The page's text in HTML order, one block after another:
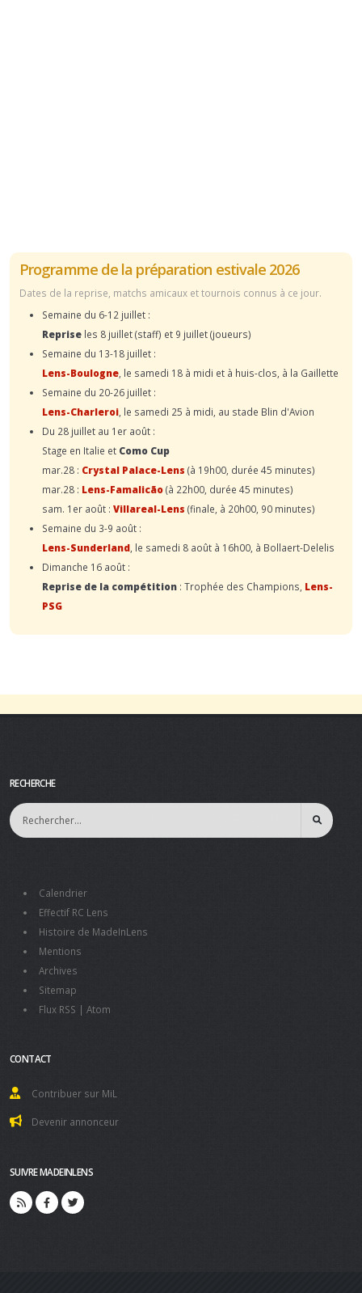
Programme de la préparation estivale 2026
Dates de la reprise, matchs amicaux et tournois connus à ce jour.
Semaine du 6-12 juillet :
Reprise les 8 juillet (staff) et 9 juillet (joueurs)
Semaine du 13-18 juillet :
Lens-Boulogne , le samedi 18 à midi et à huis-clos, à la Gaillette
Semaine du 20-26 juillet :
Lens-Charleroi , le samedi 25 à midi, au stade Blin d'Avion
Du 28 juillet au 1er août :
Stage en Italie et Como Cup
mar.28 : Crystal Palace-Lens (à 19h00, durée 45 minutes)
mar.28 : Lens-Famalicão(à 22h00, durée 45 minutes)
sam. 1er août : Villareal-Lens (finale, à 20h00, 90 minutes)
Semaine du 3-9 août :
Lens-Sunderland , le samedi 8 août à 16h00, à Bollaert-Delelis
Dimanche 16 août :
Reprise de la compétition : Trophée des Champions, Lens-
PSG
RECHERCHE
Calendrier
Effectif RC Lens
Histoire de MadeInLens
Mentions
Archives
Sitemap
Flux RSS | Atom
CONTACT
Contribuer sur MiL
Devenir annonceur
SUIVRE MADEINLENS